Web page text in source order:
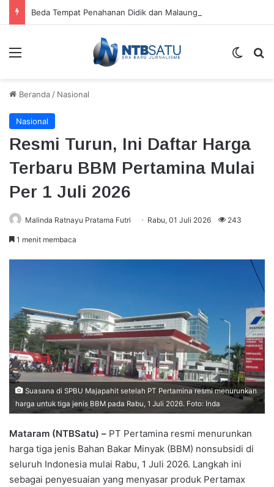
Menu
Beranda / Nasional
Nasional
Resmi Turun, Ini Daftar Harga
Terbaru BBM Pertamina Mulai
Per 1 Juli 2026
Malinda Ratnayu Pratama Futri Rabu, 01 Juli 2026 243
1 menit membaca
Suasana di SPBU Majapahit setelah PT Pertamina resmi menurunkan
harga untuk tiga jenis BBM pada Rabu, 1 Juli 2026. Foto: Inda
Mataram (NTBSatu) – PT Pertamina resmi menurunkan
harga tiga jenis Bahan Bakar Minyak (BBM) nonsubsidi di
seluruh Indonesia mulai Rabu, 1 Juli 2026. Langkah ini
sebagai penyesuaian yang menyasar produk Pertamax